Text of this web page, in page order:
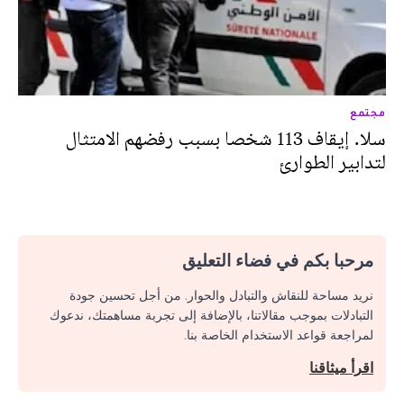
مجتمع
سلا. إيقاف 113 شخصا بسبب رفضهم الامتثال
لتدابير الطوارئ
مرحبا بكم في فضاء التعليق
نريد مساحة للنقاش والتبادل والحوار. من أجل تحسين جودة
التبادلات بموجب مقالاتنا، بالإضافة إلى تجربة مساهمتك، ندعوك
لمراجعة قواعد الاستخدام الخاصة بنا.
اقرأ ميثاقنا